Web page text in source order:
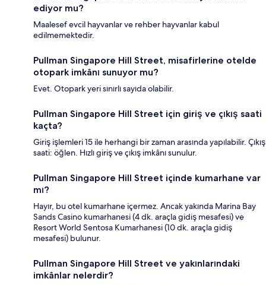
ediyor mu?
Maalesef evcil hayvanlar ve rehber hayvanlar kabul
edilmemektedir.
Pullman Singapore Hill Street, misafirlerine otelde
otopark imkânı sunuyor mu?
Evet. Otopark yeri sınırlı sayıda olabilir.
Pullman Singapore Hill Street için giriş ve çıkış saati
kaçta?
Giriş işlemleri 15 ile herhangi bir zaman arasında yapılabilir. Çıkış
saati: öğlen. Hızlı giriş ve çıkış imkânı sunulur.
Pullman Singapore Hill Street içinde kumarhane var
mı?
Hayır, bu otel kumarhane içermez. Ancak yakında Marina Bay
Sands Casino kumarhanesi (4 dk. araçla gidiş mesafesi) ve
Resort World Sentosa Kumarhanesi (10 dk. araçla gidiş
mesafesi) bulunur.
Pullman Singapore Hill Street ve yakınlarındaki
imkânlar nelerdir?